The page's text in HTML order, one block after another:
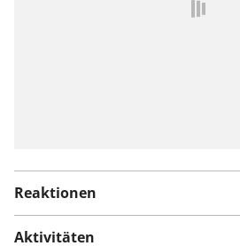
Reaktionen
Aktivitäten